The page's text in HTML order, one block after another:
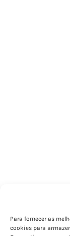
Para fornecer as
cookies para